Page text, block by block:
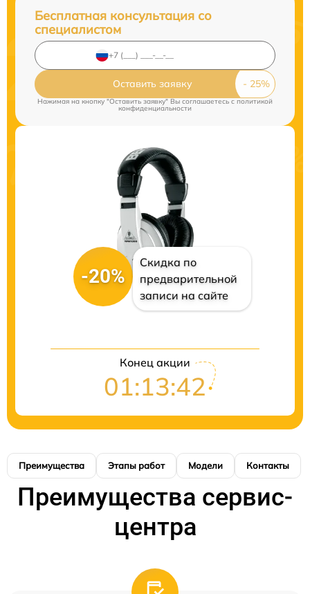
Бесплатная консультация со
специалистом
Оставить заявку
Нажимая на кнопку "Оставить заявку" Вы соглашаетесь cполитикой
конфиденциальности
-20%
Скидка по
предварительной
записи на сайте
Конец акции
01:13:42
Преимущества Этапы работ Модели Контакты
Преимущества сервис-
центра